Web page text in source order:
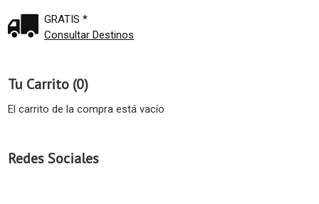
GRATIS *
Consultar Destinos
Tu Carrito (0)
El carrito de la compra está vacío
Redes Sociales